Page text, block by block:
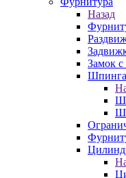
Назад
Замок